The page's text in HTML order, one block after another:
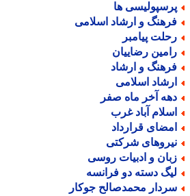
ها
و ارشاد اسلامی
پیامبر
رضاییان
و ارشاد
اسلامی
آخر ماه صفر
آباد غرب
قرارداد
شرکتی
و ادبیات روسی
دسته دو فرانسه
محمدصالح جوکار